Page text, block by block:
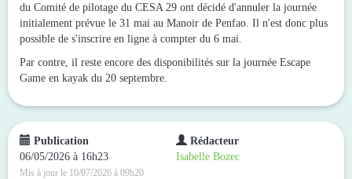
du Comité de pilotage du CESA 29 ont décidé d'annuler la journée
initialement prévue le 31 mai au Manoir de Penfao. Il n'est donc plus
possible de s'inscrire en ligne à compter du 6 mai.
Par contre, il reste encore des disponibilités sur la journée Escape
Game en kayak du 20 septembre.
Publication
06/05/2026 à 16h23
Mis à jour le 10/07/2026 à 09h20
Rédacteur
Isabelle Bozec